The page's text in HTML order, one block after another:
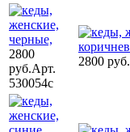
2800
руб.Арт.
530054c
2800 руб.